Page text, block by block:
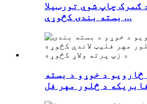
ګمرک چاپ شوي تورټیلا
بسته بندۍ کڅوړې ...
څارویو د خوړو د بسته